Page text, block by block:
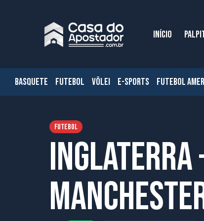
INÍCIO
BASQUETE FUTEBOL VÔLEI E-SPORTS FUTEBOL
FUTEBOL
Inglaterra